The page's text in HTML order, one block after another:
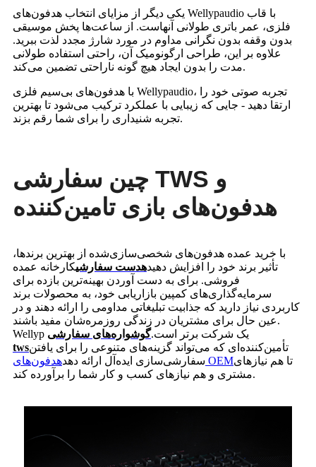
یکی دیگر از مزایای انتخاب هدفون‌های Wellypaudio با قاب
فلزی، عمر باتری طولانی آنهاست. از ساعت‌ها پخش موسیقی
بدون وقفه بدون نگرانی مداوم در مورد شارژ مجدد لذت ببرید.
علاوه بر این، طراحی ارگونومیک آن، راحتی استفاده طولانی
مدت را بدون ایجاد هیچ گونه ناراحتی تضمین می‌کند.
با هدفون‌های بی‌سیم فلزی Wellypaudio، تجربه صوتی خود را
ارتقا دهید - جایی که زیبایی با عملکرد ترکیب می‌شود تا بهترین
تجربه شنیداری را برای شما رقم بزند.
چین سفارشی TWS و
هدفون‌های بازی تامین‌کننده
با خرید عمده هدفون‌های شخصی‌سازی‌شده از بهترین برندها،
تأثیر برند خود را افزایش دهیدهدست سفارشیکارخانه عمده
فروشی. برای به دست آوردن بهینه‌ترین بازده برای
سرمایه‌گذاری‌های کمپین بازاریابی خود، به محصولات برند
کاربردی نیاز دارید که جذابیت تبلیغاتی مداومی را ارائه دهند و در
عین حال برای مشتریان در زندگی روزمره‌شان مفید باشند.
Wellyp یک شرکت برتر است.گوشواره‌های سفارشی
twsتأمین‌کننده‌ای که می‌تواند گزینه‌های متنوعی را برای یافتن
سفارشی‌سازی ایده‌آل ارائه دهد هدفون‌های OEMتا هم نیازهای
مشتری و هم نیازهای کسب و کار شما را برآورده کند.